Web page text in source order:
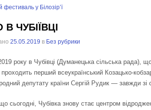
фестиваль у Білозір’ї
ЧУБІЇВЦІ
25.05.2019 в Без рубрики
року в Чубівці (Думанецька сільська рада),
проходить перший всеукраїнський Козацько-
депутату країни Сергій Рудик — завжди зі
сьогодні, Чубівка знову стає центром